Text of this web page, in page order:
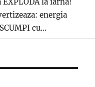
energia
cu...